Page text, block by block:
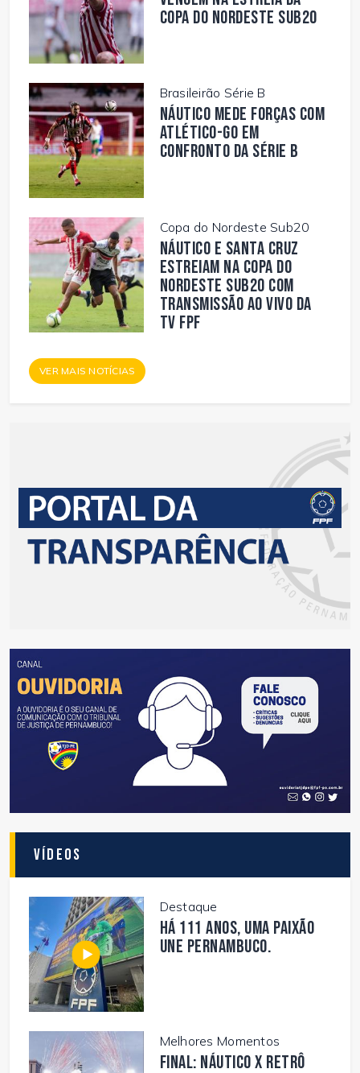
Copa do Nordeste Sub20
Brasileirão Série B
Náutico mede forças com
Atlético-GO em
confronto da Série B
Copa do Nordeste Sub20
Náutico e Santa Cruz
estreiam na Copa do
Nordeste Sub20 com
transmissão ao vivo da
TV FPF
VER MAIS NOTÍCIAS
Vídeos
Destaque
Há 111 anos, uma paixão
une Pernambuco.
Melhores Momentos
FINAL: NÁUTICO X RETRÔ